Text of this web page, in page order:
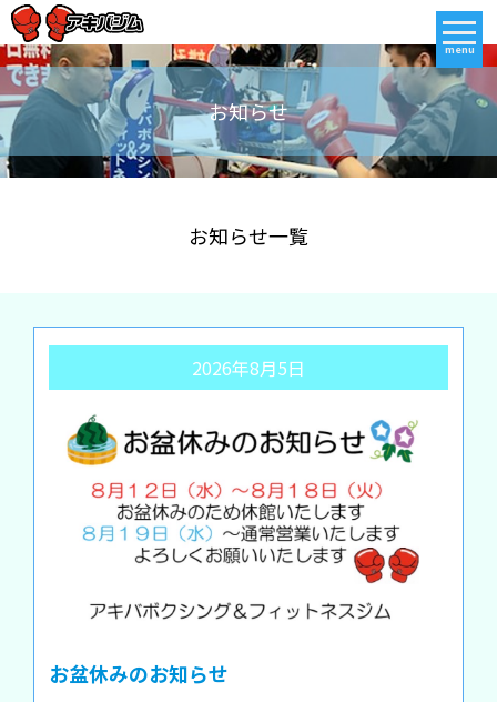
menu
お知らせ
お知らせ一覧
2026年8月5日
お盆休みのお知らせ